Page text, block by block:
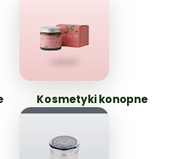
Kosmetyki konopne